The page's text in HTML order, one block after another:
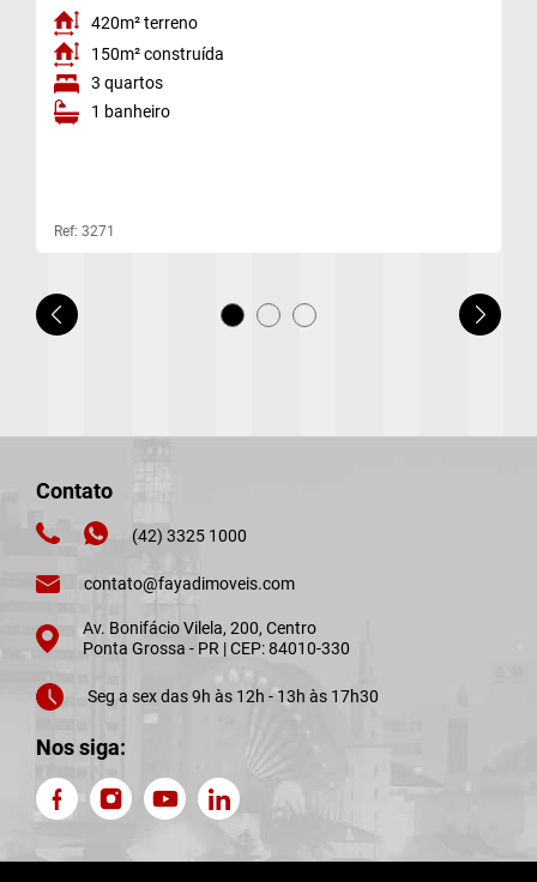
420m² terreno
150m² construída
3 quartos
1 banheiro
Ref: 3271
Contato
(42) 3325 1000
contato@fayadimoveis.com
Av. Bonifácio Vilela, 200, Centro
Ponta Grossa - PR | CEP: 84010-330
Seg a sex das 9h às 12h - 13h às 17h30
Nos siga: